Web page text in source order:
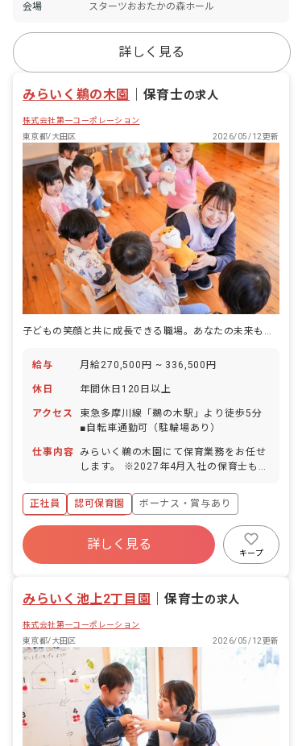
会場 スターツおおたかの森ホール
詳しく見る
みらいく鵜の木園 保育士の求人
株式会社第一コーポレーション
東京都/大田区
2026/05/12更新
子どもの笑顔と共に成長できる職場。あなたの未来も輝かせませんか
給与 月給270,500円 ~ 336,500円
休日 年間休日120日以上
アクセス
東急多摩川線「鵜の木駅」より徒歩5分
■自転車通勤可（駐輪場あり）
仕事内容
みらいく鵜の木園にて保育業務をお任せ
します。 ※2027年4月入社の保育士も募
め、配属先は希望をお聞きしながら決定
します。 ■具体的な仕事内容 0歳から6歳
までのお子さまの保育業務をお任せしま
す。一人ひとりの個性に向き合い、豊か
な成長を促します。子どもたちの興味関
心に合わせたプログラムを考え実施しま
は、現代と未来をつなぐ「子どもたちの
られています。一人ひとりの子どもたち
が、自分の個性と向き合い力強く輝ける
ように。そのサポートをすることが私た
ちの使命です。
正社員 認可保育園
ボーナス・賞与あり
年間休日120日以上
寮・住宅・家賃補助あり
社会保険完備
残業少なめ
詳しく見る
キープ
みらいく池上2丁目園 ｜保育士の求人
株式会社第一コーポレーション
東京都/大田区
2026/05/12更新